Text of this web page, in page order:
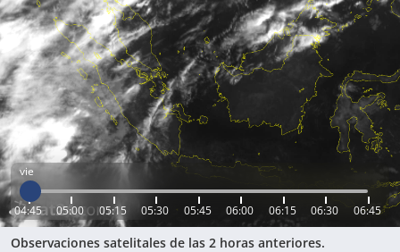
vie
04:45 05:00 05:15 05:30 05:45 06:00 06:15 06:30 06:45
Observaciones satelitales de las 2 horas anteriores.